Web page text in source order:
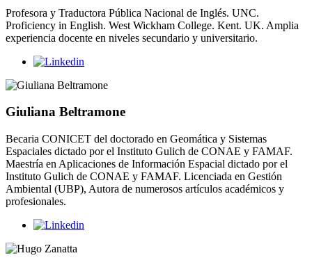
Profesora y Traductora Pública Nacional de Inglés. UNC.
Proficiency in English. West Wickham College. Kent. UK. Amplia
experiencia docente en niveles secundario y universitario.
Giuliana Beltramone
Becaria CONICET del doctorado en Geomática y Sistemas
Espaciales dictado por el Instituto Gulich de CONAE y FAMAF.
Maestría en Aplicaciones de Información Espacial dictado por el
Instituto Gulich de CONAE y FAMAF. Licenciada en Gestión
Ambiental (UBP), Autora de numerosos artículos académicos y
profesionales.